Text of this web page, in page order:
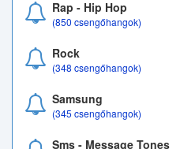
Rap - Hip Hop
(850 csengőhangok)
Rock
(348 csengőhangok)
Samsung
(345 csengőhangok)
Sms - Message Tones